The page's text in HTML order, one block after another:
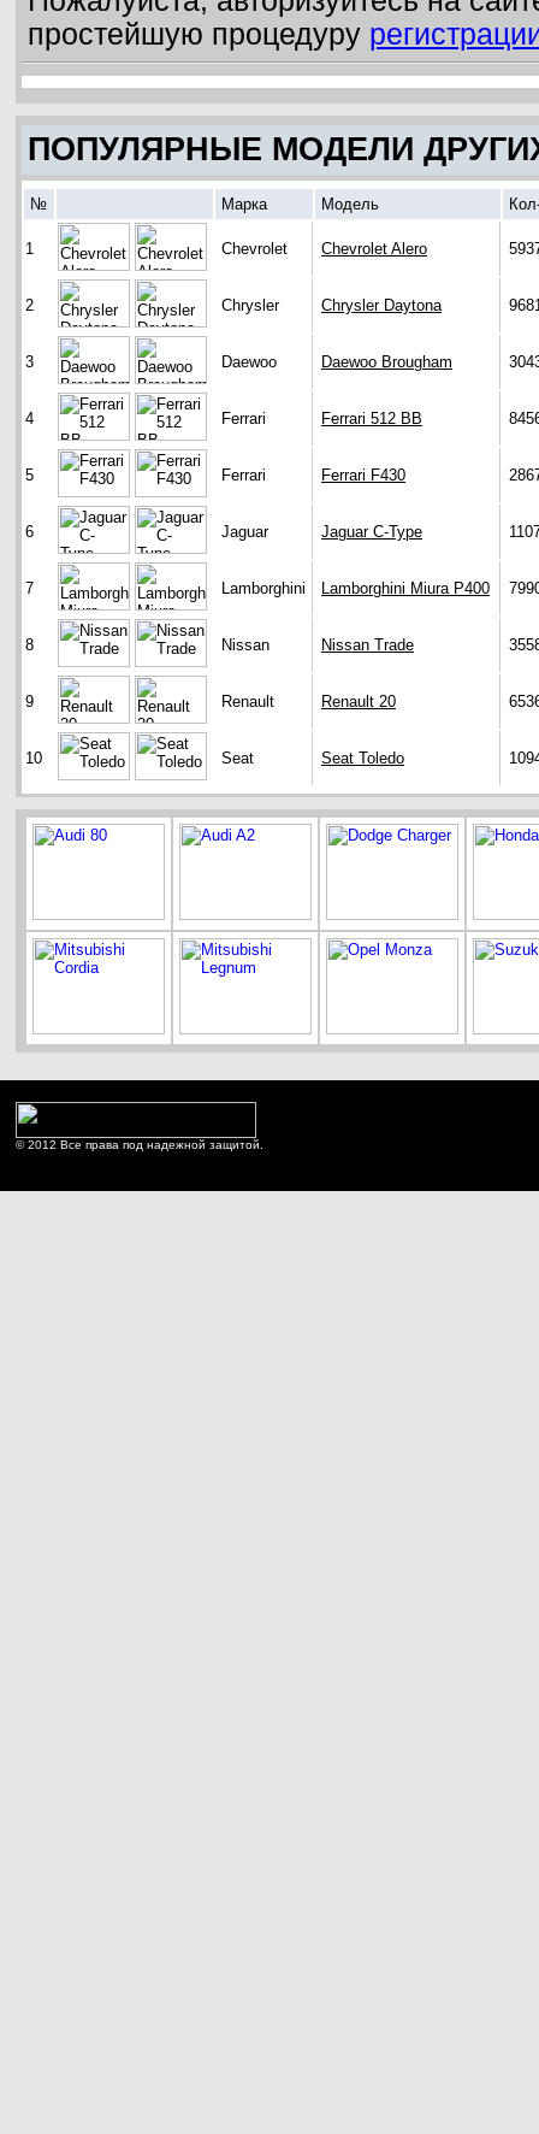
простейшую процедуру
ПОПУЛЯРНЫЕ МОДЕЛИ
№ Марка Модель
1 Chevrolet Chevrolet Alero
2 Chrysler Chrysler Daytona
3 Daewoo Daewoo Brougham
4 Ferrari Ferrari 512 BB
5 Ferrari Ferrari F430
6 Jaguar Jaguar C-Type
7 Lamborghini Lamborghini Miura P400
8 Nissan Nissan Trade
9 Renault Renault 20
10 Seat Seat Toledo
© 2012 Все права под надежной защитой.